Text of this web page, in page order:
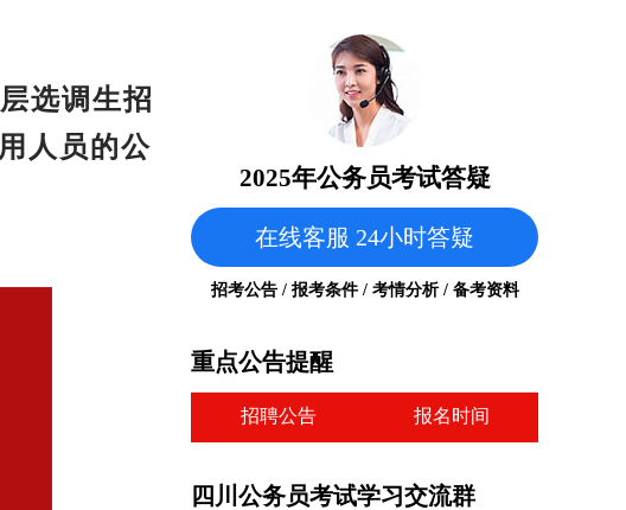
选调生招
人员的公
2025年公务员考试答疑
在线客服 24小时答疑
招考公告 / 报考条件 / 考情分析 / 备考资料
重点公告提醒
招聘公告 报名时间
四川公务员考试学习交流群